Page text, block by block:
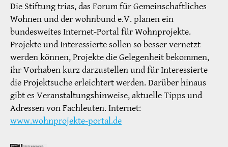
Die Stiftung trias, das Forum für Gemeinschaftliches
Wohnen und der wohnbund e.V. planen ein
bundesweites Internet-Portal für Wohnprojekte.
Projekte und Interessierte sollen so besser vernetzt
werden können, Projekte die Gelegenheit bekommen,
ihr Vorhaben kurz darzustellen und für Interessierte
die Projektsuche erleichtert werden. Darüber hinaus
gibt es Veranstaltungshinweise, aktuelle Tipps und
Adressen von Fachleuten. Internet:
www.wohnprojekte-portal.de